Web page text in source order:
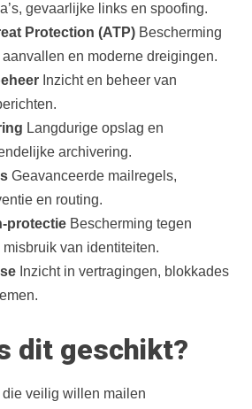
gevaarlijke links en spoofing.
Protection (ATP) Bescherming
aanvallen en moderne dreigingen.
Inzicht en beheer van
Langdurige opslag en
archivering.
Geavanceerde mailregels,
en routing.
Bescherming tegen
misbruik van identiteiten.
Inzicht in vertragingen, blokkades
dit geschikt?
die veilig willen mailen